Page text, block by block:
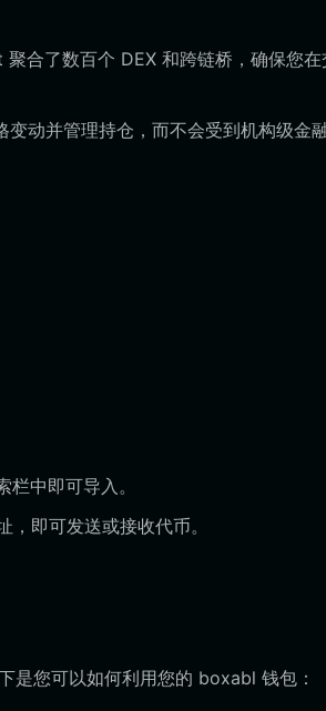
合了数百个 DEX 和跨链桥，确保您在
动并管理持仓，而不会受到机构级金
中即可导入。
即可发送或接收代币。
是您可以如何利用您的 boxabl 钱包：